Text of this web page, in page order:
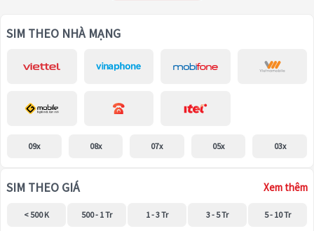
SIM THEO NHÀ MẠNG
09x 08x 07x 05x 03x
SIM THEO GIÁ Xem thêm
< 500 K 500 - 1 Tr 1 - 3 Tr 3 - 5 Tr 5 - 10 Tr